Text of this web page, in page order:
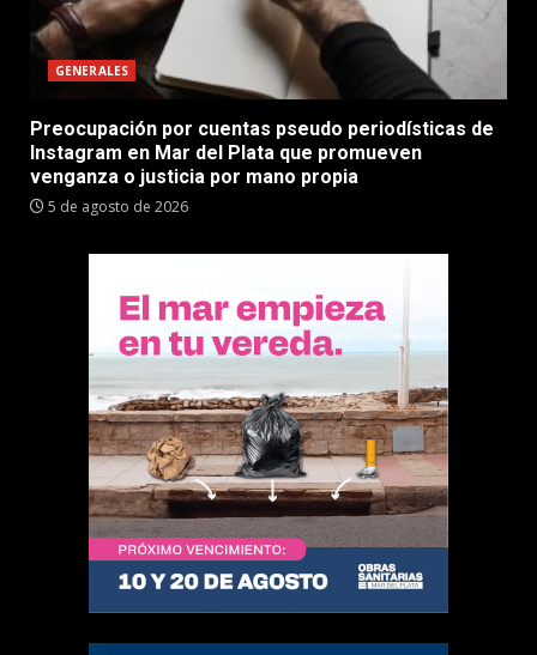
GENERALES
Preocupación por cuentas pseudo periodísticas de
Instagram en Mar del Plata que promueven
venganza o justicia por mano propia
5 de agosto de 2026